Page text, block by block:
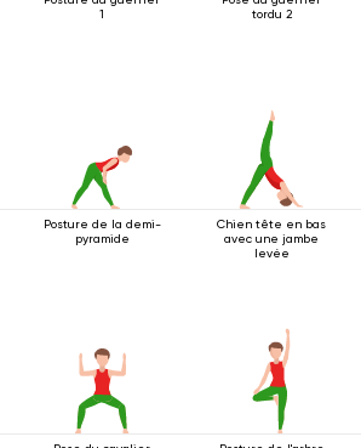
1
tordu 2
Posture de la demi-
pyramide
Chien tête en bas
avec une jambe
levée